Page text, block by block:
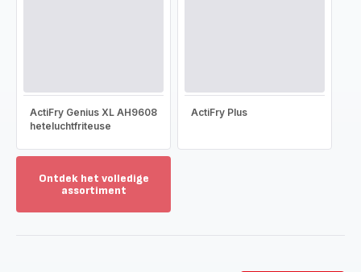
ActiFry Genius XL AH9608
heteluchtfriteuse
ActiFry Plus
Ontdek het volledige
assortiment